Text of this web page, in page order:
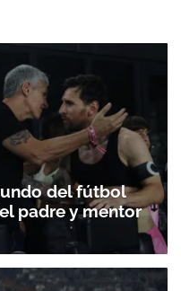
del fútbol
padre y mentor